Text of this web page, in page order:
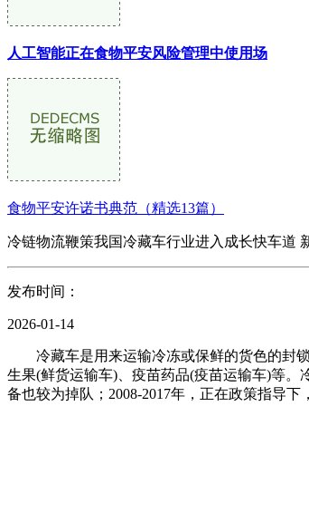
人工智能正在食物平安风险管理中使用场
食物平安许诺书典范（精选13篇）
冷链物流鞭策我国冷藏车行业进入成长快车道
发布时间：
2026-01-14
冷藏车是用来运输冷冻或保鲜的货色的封锁
生果(鲜货运输车)、疫苗药品(疫苗运输车)等。
备也较为掉队；2008-2017年，正在政策指导